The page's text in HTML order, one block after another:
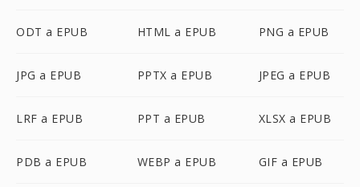
ODT a EPUB HTML a EPUB PNG a EPUB
JPG a EPUB PPTX a EPUB JPEG a EPUB
LRF a EPUB PPT a EPUB XLSX a EPUB
PDB a EPUB WEBP a EPUB GIF a EPUB